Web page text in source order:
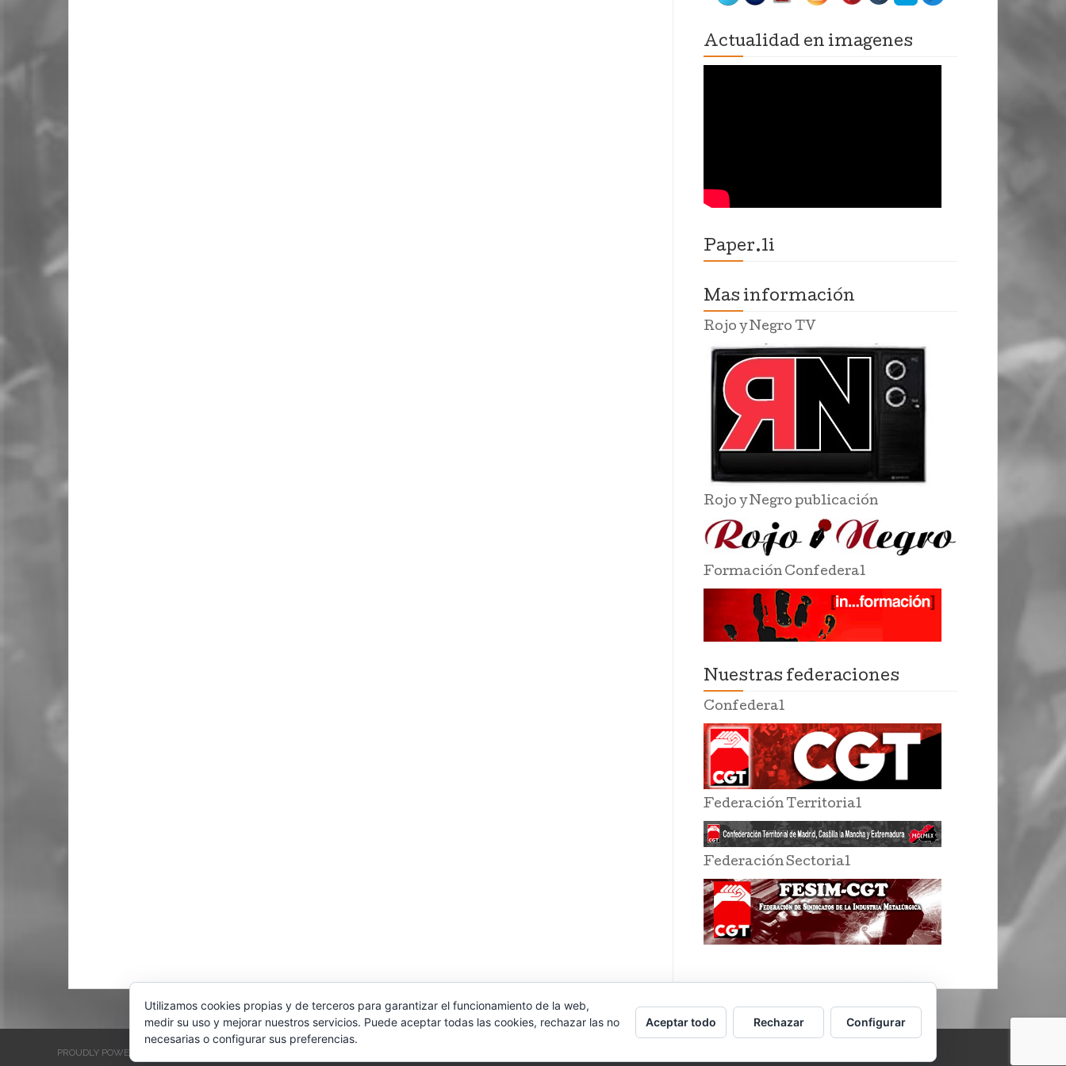
Actualidad en imagenes
Paper.li
Mas información
Rojo y Negro TV
Rojo y Negro publicación
Formación Confederal
Nuestras federaciones
Confederal
Federación Territorial
Federación Sectorial
PROUDLY POWERED BY WORDPRESS
Utilizamos cookies propias y de terceros para garantizar el funcionamiento de la web,
medir su uso y mejorar nuestros servicios. Puede aceptar todas las cookies, rechazar las no
necesarias o configurar sus preferencias.
Aceptar todo Rechazar Configurar